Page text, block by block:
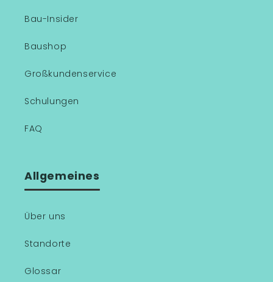
Bau-Insider
Baushop
Großkundenservice
Schulungen
FAQ
Allgemeines
Über uns
Standorte
Glossar